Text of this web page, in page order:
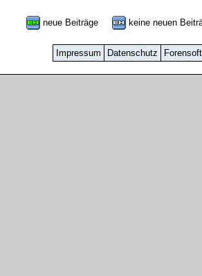
neue Beiträge keine neuen
Impressum Datenschutz